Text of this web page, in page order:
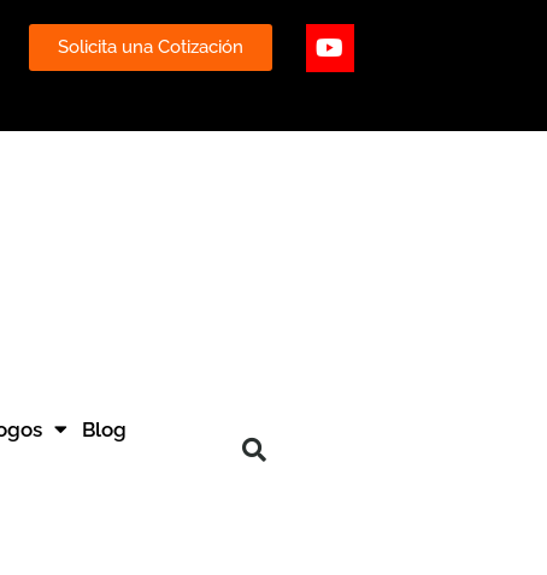
Solicita una Cotización Youtube
Blog